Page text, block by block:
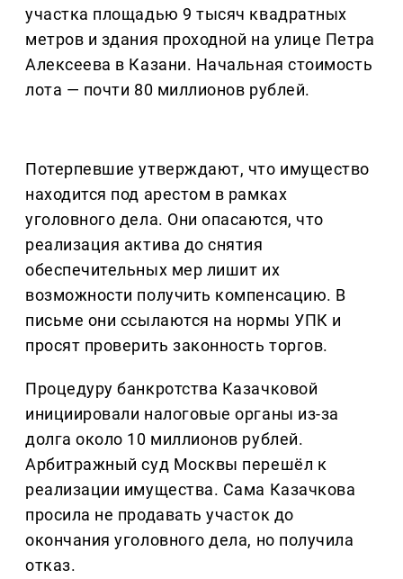
участка площадью 9 тысяч квадратных
метров и здания проходной на улице Петра
Алексеева в Казани. Начальная стоимость
лота — почти 80 миллионов рублей.
Потерпевшие утверждают, что имущество
находится под арестом в рамках
уголовного дела. Они опасаются, что
реализация актива до снятия
обеспечительных мер лишит их
возможности получить компенсацию. В
письме они ссылаются на нормы УПК и
просят проверить законность торгов.
Процедуру банкротства Казачковой
инициировали налоговые органы из-за
долга около 10 миллионов рублей.
Арбитражный суд Москвы перешёл к
реализации имущества. Сама Казачкова
просила не продавать участок до
окончания уголовного дела, но получила
отказ.